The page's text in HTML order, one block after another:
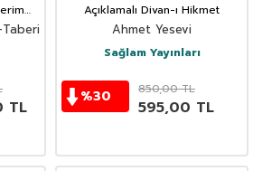
TL
Açıklamalı Divan-ı Hikmet
Ahmet Yesevi
Sağlam Yayınları
%30 850,00TL
595,00 TL